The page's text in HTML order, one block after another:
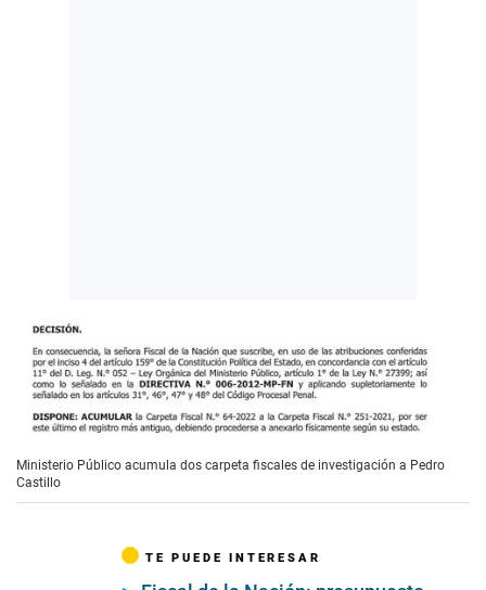
Ministerio Público acumula dos carpeta fiscales de investigación a Pedro
Castillo
TE PUEDE INTERESAR